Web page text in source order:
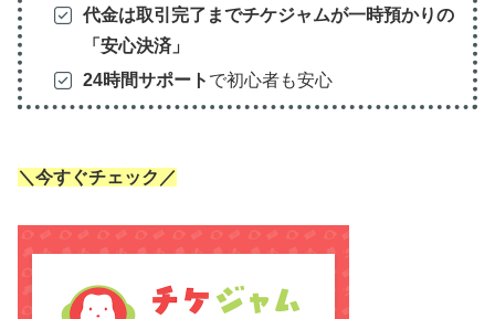
代金は取引完了までチケジャムが一時預かりの
「安心決済」
24時間サポート で初心者も安心
＼今すぐチェック／